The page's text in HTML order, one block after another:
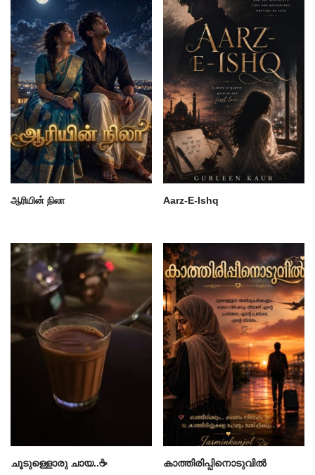
ஆரியின் நிலா Aarz-E-Ishq
ചൂടുള്ളൊരു ചായ..☕ കാത്തിരിപ്പിനൊടുവിൽ